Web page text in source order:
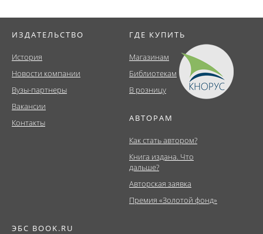
ИЗДАТЕЛЬСТВО
История
Новости компании
Вузы-партнеры
Вакансии
Контакты
ГДЕ КУПИТЬ
Магазинам
Библиотекам
В розницу
АВТОРАМ
Как стать автором?
Книга издана. Что
дальше?
Авторская заявка
Премия «Золотой фонд»
ЭБС BOOK.RU